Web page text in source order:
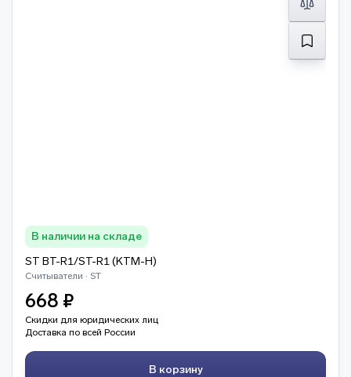
В наличии на складе
ST BT-R1/ST-R1 (KTM-H)
Считыватели · ST
668 ₽
Скидки для юридических лиц
Доставка по всей России
В корзину